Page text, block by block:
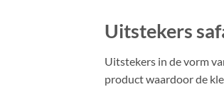
Uitstekers
Uitstekers in de vorm
product waardoor de